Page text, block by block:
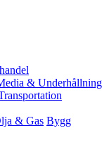
& Underhållning
& Gas Bygg